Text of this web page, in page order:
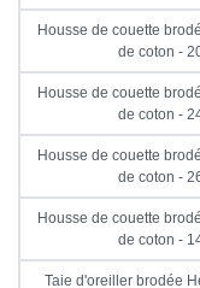
Housse de couette
de coton -
Housse de couette
de coton -
Housse de couette
de coton -
Housse de couette
de coton -
Taie d'oreiller brodée